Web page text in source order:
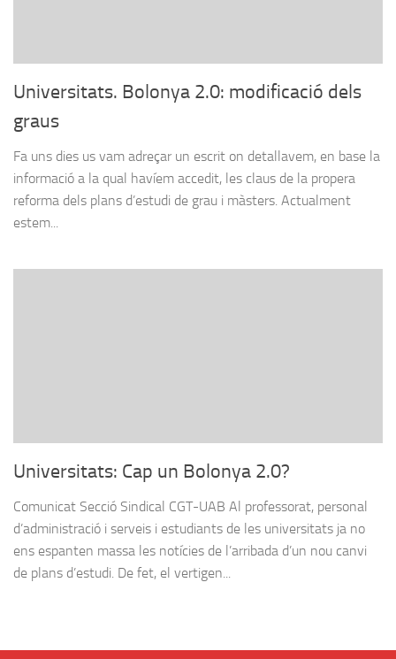
Universitats. Bolonya 2.0: modificació dels
graus
Fa uns dies us vam adreçar un escrit on detallavem, en base la
informació a la qual havíem accedit, les claus de la propera
reforma dels plans d’estudi de grau i màsters. Actualment
estem...
Universitats: Cap un Bolonya 2.0?
Comunicat Secció Sindical CGT-UAB Al professorat, personal
d’administració i serveis i estudiants de les universitats ja no
ens espanten massa les notícies de l’arribada d’un nou canvi
de plans d’estudi. De fet, el vertigen...